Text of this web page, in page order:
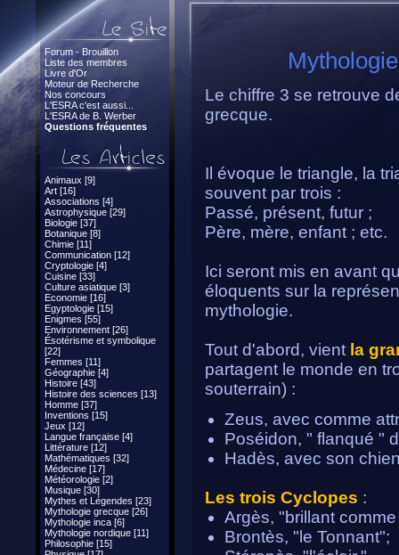
Forum - Brouillon
Liste des membres
Livre d'Or
Moteur de Recherche
Nos concours
L'ESRA c'est aussi...
L'ESRA de B. Werber
Questions fréquentes
Animaux [9]
Art [16]
Associations [4]
Astrophysique [29]
Biologie [37]
Botanique [8]
Chimie [11]
Communication [12]
Cryptologie [4]
Cuisine [33]
Culture asiatique [3]
Economie [16]
Egyptologie [15]
Enigmes [55]
Environnement [26]
Ésotérisme et symbolique
[22]
Femmes [11]
Géographie [4]
Histoire [43]
Histoire des sciences [13]
Homme [37]
Inventions [15]
Jeux [12]
Langue française [4]
Littérature [12]
Mathématiques [32]
Médecine [17]
Météorologie [2]
Musique [30]
Mythes et Légendes [23]
Mythologie grecque [26]
Mythologie inca [6]
Mythologie nordique [11]
Philosophie [15]
Le chiffre 3 se retrouve
grecque.
Il évoque le triangle, la
souvent par trois :
Passé, présent, futur ;
Père, mère, enfant ; etc.
Ici seront mis en avant
éloquents sur la
mythologie.
Tout d'abord, vient la
partagent le monde en
souterrain) :
Zeus, avec comme
Poséidon, " flanqué "
Hadès, avec son
Les trois Cyclopes :
Argès, "brillant
Brontès, "le Tonnant";